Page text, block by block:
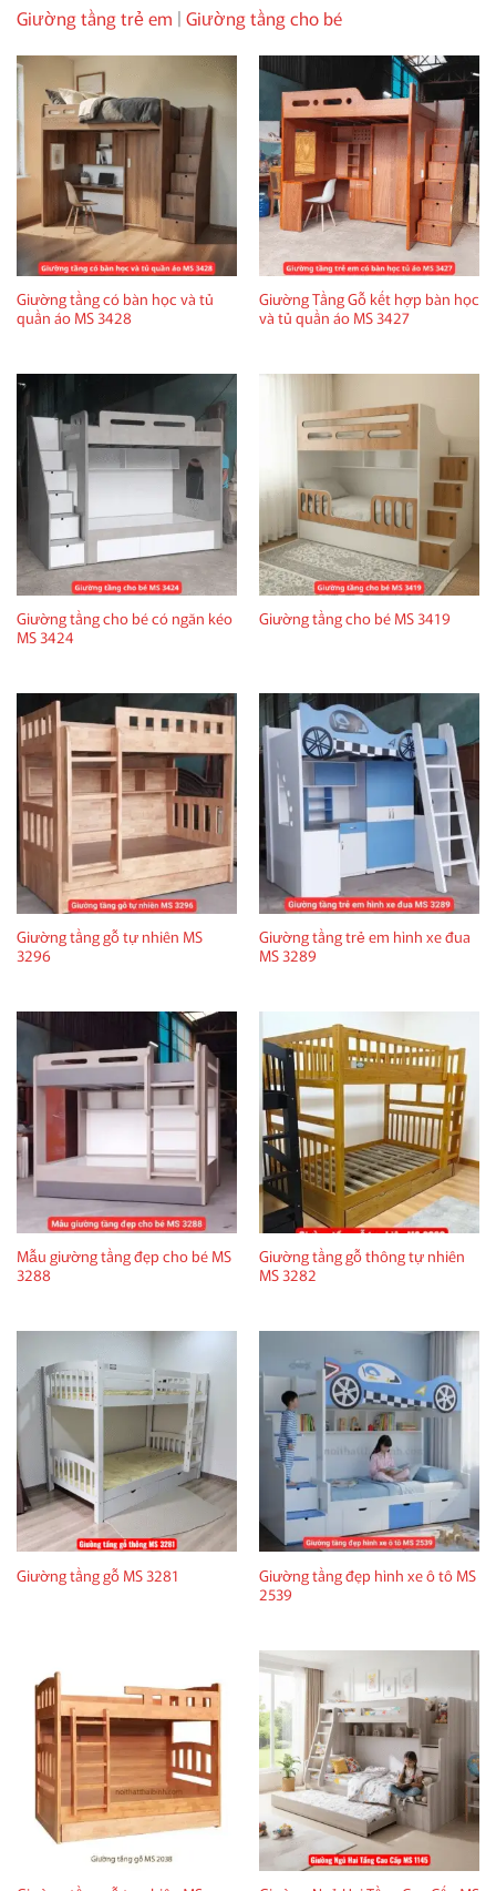
Giường tầng trẻ em | Giường tầng cho bé
Giường tầng có bàn học và tủ
quần áo MS 3428
Giường Tầng Gỗ kết hợp bàn học
và tủ quần áo MS 3427
Giường tầng cho bé có ngăn kéo
MS 3424
Giường tầng cho bé MS 3419
Giường tầng gỗ tự nhiên MS
3296
Giường tầng trẻ em hình xe đua
MS 3289
Mẫu giường tầng đẹp cho bé MS
3288
Giường tầng gỗ thông tự nhiên
MS 3282
Giường tầng gỗ MS 3281
Giường tầng đẹp hình xe ô tô MS
2539